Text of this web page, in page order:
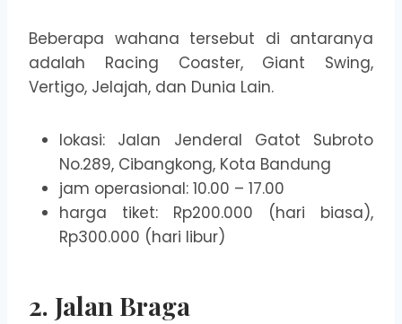
Beberapa wahana tersebut di antaranya
adalah Racing Coaster, Giant Swing,
Vertigo, Jelajah, dan Dunia Lain.
lokasi: Jalan Jenderal Gatot Subroto
No.289, Cibangkong, Kota Bandung
jam operasional: 10.00 – 17.00
harga tiket: Rp200.000 (hari biasa),
Rp300.000 (hari libur)
2. Jalan Braga